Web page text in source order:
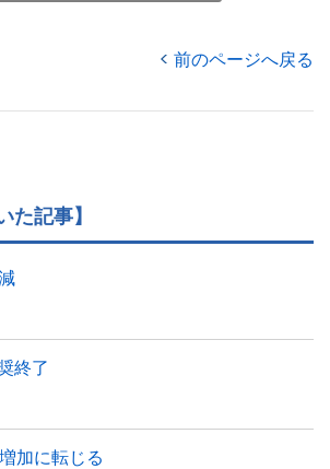
前のページへ戻る
た記事】
終了
加に転じる